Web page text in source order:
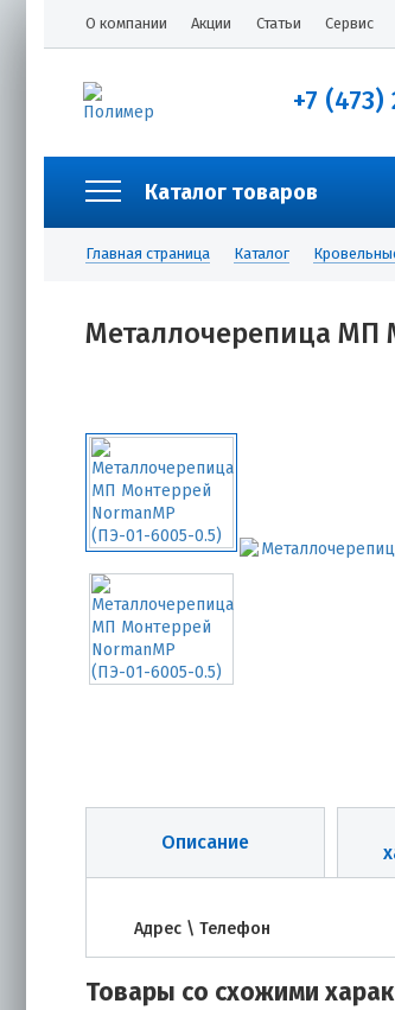
О компании Акции Статьи Сервис
+7 (473)
Каталог товаров
Главная страница Каталог
Металлочерепица МП
Описание
Адрес \ Телефон
Товары со схожими